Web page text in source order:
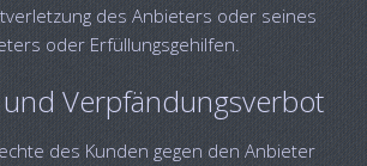
des Anbieters oder seines
oder Erfüllungsgehilfen.
Verpfändungsverbot
des Kunden gegen den Anbieter